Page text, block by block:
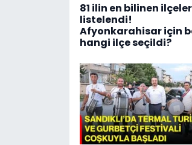
81 ilin en bilinen
listelendi!
Afyonkarahisar için
hangi ilçe seçildi?